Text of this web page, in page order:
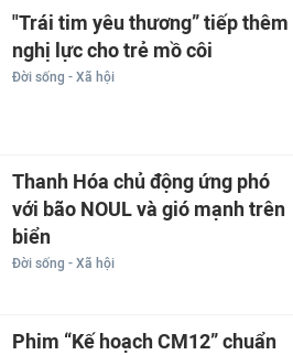
"Trái tim yêu thương” tiếp thêm
nghị lực cho trẻ mồ côi
Đời sống - Xã hội
Thanh Hóa chủ động ứng phó
với bão NOUL và gió mạnh trên
biển
Đời sống - Xã hội
Phim “Kế hoạch CM12” chuẩn